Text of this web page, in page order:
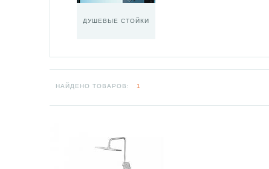
ДУШЕВЫЕ СТОЙКИ
НАЙДЕНО ТОВАРОВ: 1